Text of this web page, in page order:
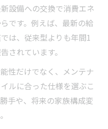
設備への交換で消費エネ
です。例えば、最新の給
は、従来型よりも年間1
されています。
性だけでなく、メンテナ
ルに合った仕様を選ぶこ
手や、将来の家族構成変